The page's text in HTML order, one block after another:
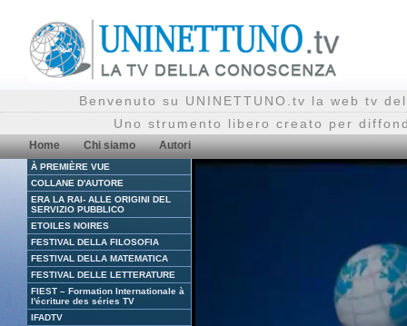
Benvenuto su UNINETTUNO.tv la web tv
Uno strumento libero creato per
Home Chi siamo Autori
À PREMIÈRE VUE
COLLANE D'AUTORE
ERA LA RAI- ALLE ORIGINI DEL
SERVIZIO PUBBLICO
ETOILES NOIRES
FESTIVAL DELLA FILOSOFIA
FESTIVAL DELLA MATEMATICA
FESTIVAL DELLE LETTERATURE
FIEST – Formation Internationale à
l'écriture des séries TV
IFADTV